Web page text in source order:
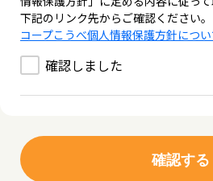
下記のリンク先からご確認ください。
コープこうべ個人情報保護方針につい
確認しました